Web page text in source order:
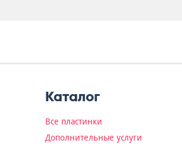
Каталог
Все пластинки
Дополнительные услуги